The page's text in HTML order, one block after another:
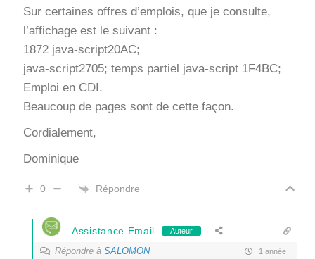
Sur certaines offres d’emplois, que je consulte,
l’affichage est le suivant :
1872 java-script20AC;
java-script2705; temps partiel java-script 1F4BC;
Emploi en CDI.
Beaucoup de pages sont de cette façon.
Cordialement,
Dominique
0 Répondre
Assistance Email Auteur
Répondre à SALOMON 1 année